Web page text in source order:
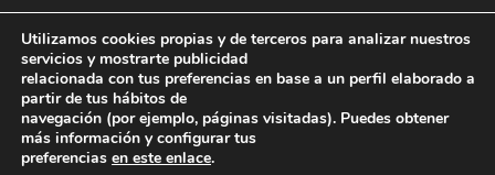
Aviso legal
Política de privacidad
Política de Cookies
Utilizamos cookies propias y de terceros para analizar nuestros
servicios y mostrarte publicidad
relacionada con tus preferencias en base a un perfil elaborado a
partir de tus hábitos de
navegación (por ejemplo, páginas visitadas). Puedes obtener
más información y configurar tus
preferencias en este enlace.